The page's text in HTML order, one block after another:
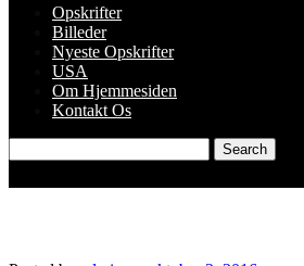
Opskrifter
Billeder
Nyeste Opskrifter
USA
Om Hjemmesiden
Kontakt Os
for: